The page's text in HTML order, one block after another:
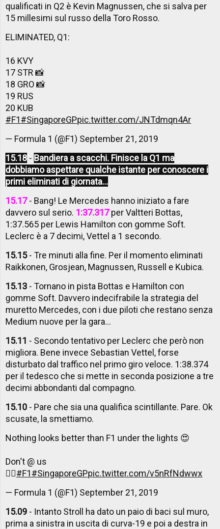
qualificati in Q2 è Kevin Magnussen, che si salva per
15 millesimi sul russo della Toro Rosso.
ELIMINATED, Q1:
16 KVY
17 STR 📸
18 GRO 📸
19 RUS
20 KUB
#F1#SingaporeGPpic.twitter.com/JNTdmqn4Ar
— Formula 1 (@F1) September 21, 2019
15.18 - Bandiera a scacchi. Finisce la Q1 ma
dobbiamo aspettare qualche istante per conoscere i
primi eliminati di giornata...
15.17- Bang! Le Mercedes hanno iniziato a fare
davvero sul serio. 1:37.317per Valtteri Bottas,
1:37.565 per Lewis Hamilton con gomme Soft.
Leclerc è a 7 decimi, Vettel a 1 secondo.
15.15- Tre minuti alla fine. Per il momento eliminati
Raikkonen, Grosjean, Magnussen, Russell e Kubica.
15.13 - Tornano in pista Bottas e Hamilton con
gomme Soft. Davvero indecifrabile la strategia del
muretto Mercedes, con i due piloti che restano senza
Medium nuove per la gara...
15.11 - Secondo tentativo per Leclerc che però non
migliora. Bene invece Sebastian Vettel, forse
disturbato dal traffico nel primo giro veloce. 1:38.374
per il tedesco che si mette in seconda posizione a tre
decimi abbondanti dal compagno.
15.10 - Pare che sia una qualifica scintillante. Pare. Ok
scusate, la smettiamo.
Nothing looks better than F1 under the lights 😍
Don't @ us
🙅‍♂️#F1#SingaporeGPpic.twitter.com/v5nRfNdwwx
— Formula 1 (@F1) September 21, 2019
15.09 - Intanto Stroll ha dato un paio di baci sul muro,
prima a sinistra in uscita di curva-19 e poi a destra in